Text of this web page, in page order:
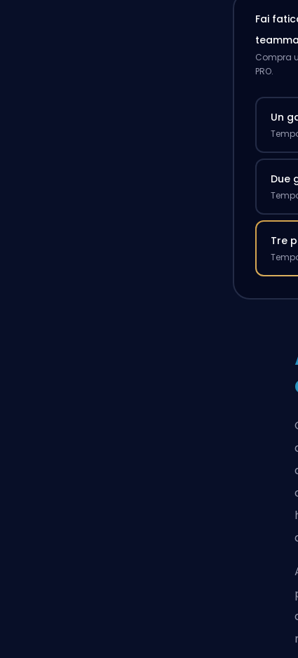
Fai
Compra
PRO.
Un
Due
Tre